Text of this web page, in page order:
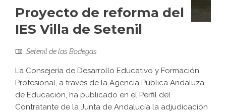
Proyecto de reforma del
IES Villa de Setenil
Setenil de las Bodegas
La Consejería de Desarrollo Educativo y Formación
Profesional, a través de la Agencia Pública Andaluza
de Educación, ha publicado en el Perfil del
Contratante de la Junta de Andalucía la adjudicación